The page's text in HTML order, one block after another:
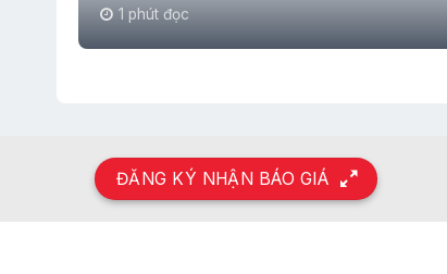
1 phút đọc
ĐĂNG KÝ NHẬN BÁO GIÁ